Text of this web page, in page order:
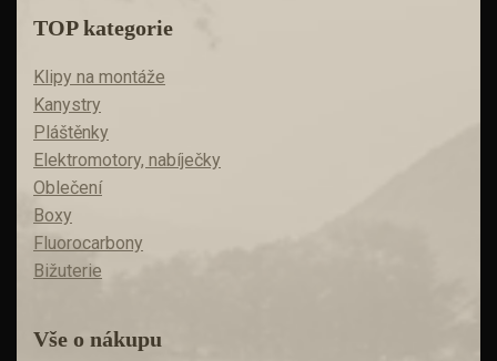
TOP kategorie
Klipy na montáže
Kanystry
Pláštěnky
Elektromotory, nabíječky
Oblečení
Boxy
Fluorocarbony
Bižuterie
Vše o nákupu